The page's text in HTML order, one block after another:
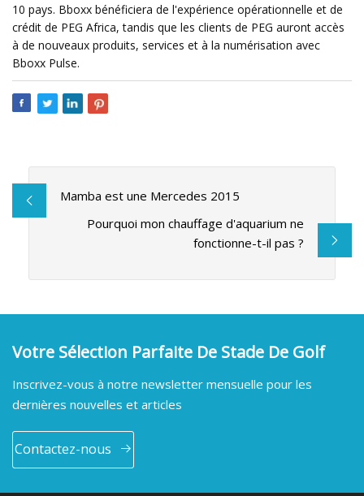
10 pays. Bboxx bénéficiera de l'expérience opérationnelle et de
crédit de PEG Africa, tandis que les clients de PEG auront accès
à de nouveaux produits, services et à la numérisation avec
Bboxx Pulse.
Mamba est une Mercedes 2015
Pourquoi mon chauffage d'aquarium ne
fonctionne-t-il pas ?
Votre Sélection Parfaite De Stade De Golf
Inscrivez-vous à notre newsletter mensuelle pour les
dernières nouvelles et articles
Contactez-nous